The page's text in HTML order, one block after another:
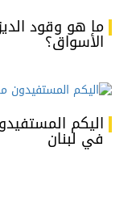
الأسواق؟
اليكم
في لبنان